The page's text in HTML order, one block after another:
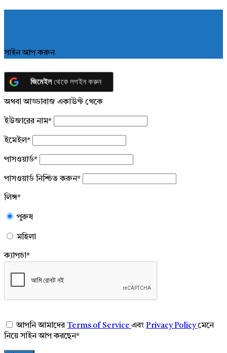
সাইন আপ করুন
জিমেইলথেকে লগইন করুন
অথবা আড্ডাবাজ একাউন্ট থেকে
ইউজারের নাম*
ইমেইল*
পাসওয়ার্ড*
পাসওয়ার্ড নিশ্চিত করুন*
লিঙ্গ*
পুরুষ
মহিলা
ক্যাপচা*
আপনি আমাদেরTerms of Service এবং Privacy Policyমেনে
নিয়ে সাইন আপ করছেন*